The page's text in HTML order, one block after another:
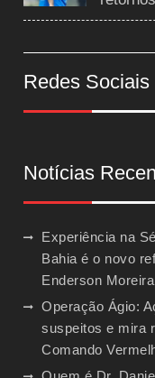
Redes Sociais
Notícias
Experiência na
Bahia é o novo
Enderson Moreira
Operação Ágio:
suspeitos e mira
Comando